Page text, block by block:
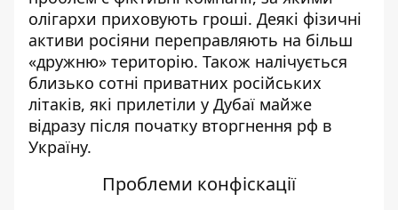
олігархи приховують гроші. Деякі фізичні
активи росіяни переправляють на більш
«дружню» територію. Також налічується
близько сотні приватних російських
літаків, які прилетіли у Дубаї майже
відразу після початку вторгнення рф в
Україну.
Проблеми конфіскації